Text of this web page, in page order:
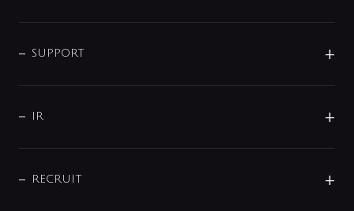
分岐
配管システム
バス・空調周辺用品
じぶんシャワーが見つかる
企業理念
会社概要
事業所案内
SUPPORT
よくあるご質問
データダウンロード
IR
IRニュース
RECRUIT